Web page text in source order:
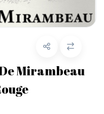
Mirambeau